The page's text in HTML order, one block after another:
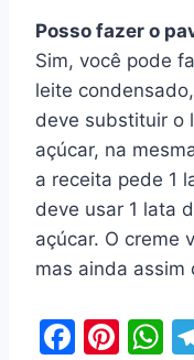
Posso fazer o
Sim, você pode
leite
deve substituir o
açúcar, na
a receita pede 1
deve usar 1 lata
açúcar. O creme
mas ainda assim
F
Pi